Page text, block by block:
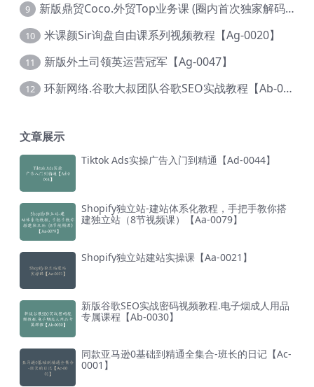
9 新版鼎贸Coco.外贸Top业务课 (圈内首次独家解码|460节课)【Ag-0091】
10 米课颜Sir询盘自由课系列视频教程【Ag-0020】
11 新版外土司领英运营冠军【Ag-0047】
12 环新网络.谷歌大叔团队谷歌SEO实战教程【Ab-0024】
文章展示
Tiktok Ads实操广告入门到精通【Ad-0044】
Shopify独立站-建站体系化教程，手把手教你搭
建独立站（8节视频课）【Aa-0079】
Shopify独立站建站实操课【Aa-0021】
新版谷歌SEO实战密码视频教程.电子烟成人用品
专属课程【Ab-0030】
同款亚马逊0基础到精通全集合-班长的日记【Ac-
0001】